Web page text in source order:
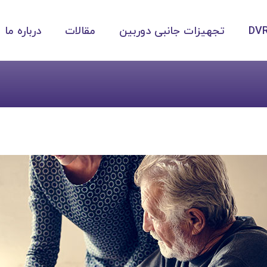
تجهیزات جانبی دوربین مقالات درباره ما